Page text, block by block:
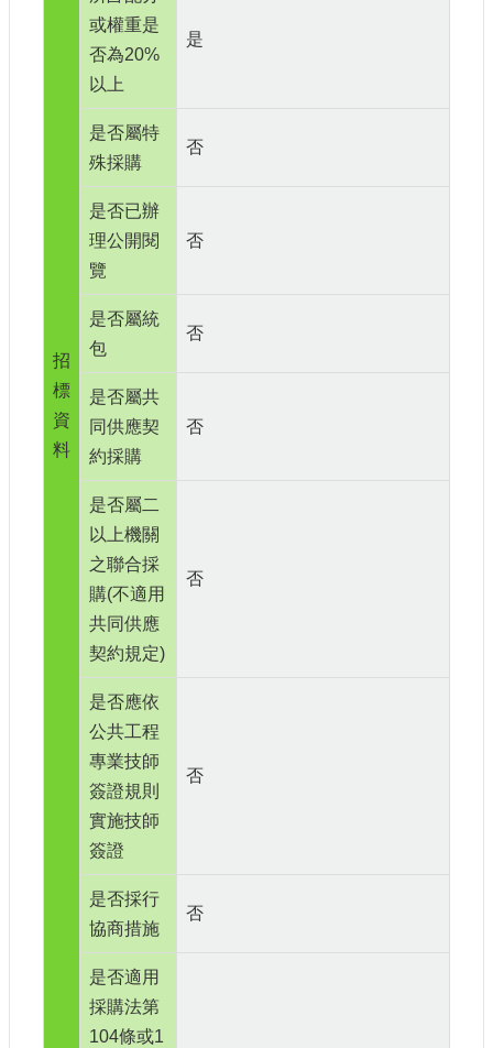
招
標
資
料
或權重是
否為20%
以上
是
是否屬特
殊採購
否
是否已辦
理公開閱
覽
否
是否屬統
包
否
是否屬共
同供應契
約採購
否
是否屬二
以上機關
之聯合採
購(不適用
共同供應
契約規定)
否
是否應依
公共工程
專業技師
簽證規則
實施技師
簽證
否
是否採行
協商措施
否
是否適用
採購法第
104條或1